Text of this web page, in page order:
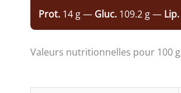
Prot. 14 g — Gluc. 109.2 g — Lip.
Valeurs nutritionnelles pour 100 g